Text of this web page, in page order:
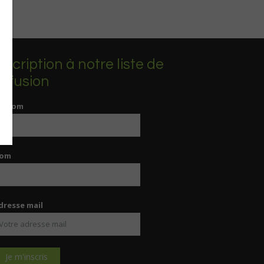
Inscription à notre liste de
diffusion
mail